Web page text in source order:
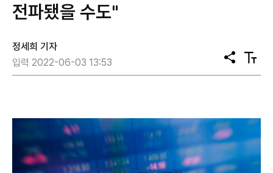
전파됐을 수도"
정세희 기자
입력 2022-06-03 13:53
공
유
텍
스